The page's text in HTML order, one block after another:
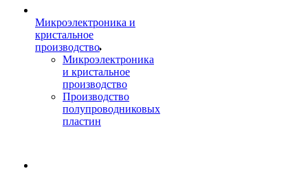
Микроэлектроника и
кристальное
производство
Микроэлектроника
и кристальное
производство
Производство
полупроводниковых
пластин